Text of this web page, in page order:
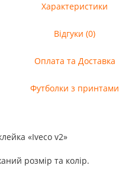
Характеристики
Відгуки (0)
Оплата та Доставка
Футболки з принтами
«Iveco v2»
розмір та колір.